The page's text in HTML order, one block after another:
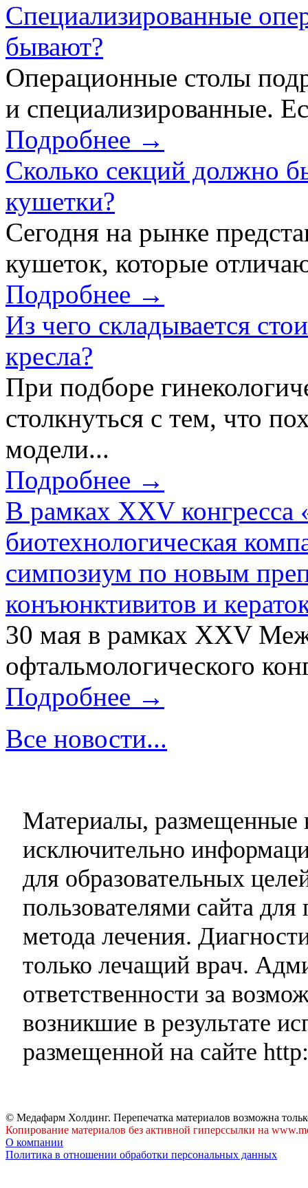
Специализированные
бывают?
Операционные столы
и специализированные.
Подробнее →
Сколько секций должно
кушетки?
Сегодня на рынке
кушеток, которые
Подробнее →
Из чего складывается
кресла?
При подборе
столкнуться с тем, что
модели...
Подробнее →
В рамках XXV конгресса
биотехнологическая
симпозиум по новым
конъюнктивитов и
30 мая в рамках XXV
офтальмологического
Подробнее →
Все новости...
Материалы, размещенные
исключительно
для образовательных
пользователями сайта
метода лечения.
только лечащий врач.
ответственности за
возникшие в результате
размещенной на сайте
© Медафарм Холдинг. Перепечатка материалов возможна
Копирование материалов без активной гиперссылки на
О компании
Политика в отношении обработки персональных данных